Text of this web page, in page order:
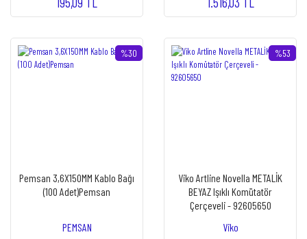
%30
Pemsan 3,6X150MM Kablo Bağı
(100 Adet)Pemsan
PEMSAN
%53
Viko Artline Novella METALİK
BEYAZ Işıklı Komütatör
Çerçeveli - 92605650
Viko